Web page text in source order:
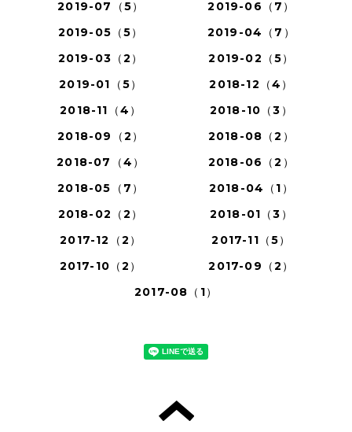
2019-07（5）
2019-06（7）
2019-05（5）
2019-04（7）
2019-03（2）
2019-02（5）
2019-01（5）
2018-12（4）
2018-11（4）
2018-10（3）
2018-09（2）
2018-08（2）
2018-07（4）
2018-06（2）
2018-05（7）
2018-04（1）
2018-02（2）
2018-01（3）
2017-12（2）
2017-11（5）
2017-10（2）
2017-09（2）
2017-08（1）